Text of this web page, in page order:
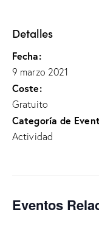
Detalles
Fecha:
9 marzo 2021
Coste:
Gratuito
Categoría de
Actividad
Eventos